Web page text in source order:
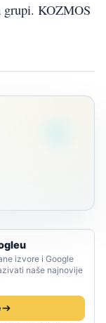
grupi. KOZMOS
izvore i Google
naše najnovije